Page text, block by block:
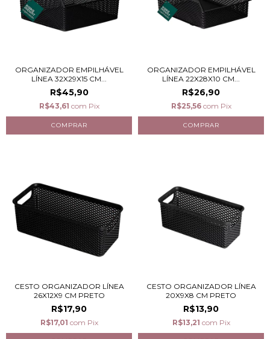
ORGANIZADOR EMPILHÁVEL
LÍNEA 32X29X15 CM...
R$45,90
R$43,61 com Pix
ORGANIZADOR EMPILHÁVEL
LÍNEA 22X28X10 CM...
R$26,90
R$25,56 com Pix
CESTO ORGANIZADOR LÍNEA
26X12X9 CM PRETO
R$17,90
R$17,01 com Pix
CESTO ORGANIZADOR LÍNEA
20X9X8 CM PRETO
R$13,90
R$13,21 com Pix